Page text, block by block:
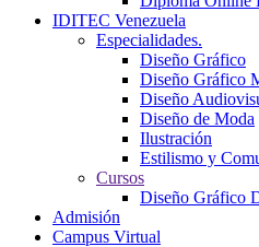
IDITEC Venezuela
Especialidades.
Diseño Gráfico
Diseño Gráfico
Diseño
Diseño de Moda
Ilustración
Estilismo y
Cursos
Diseño Gráfico
Admisión
Campus Virtual